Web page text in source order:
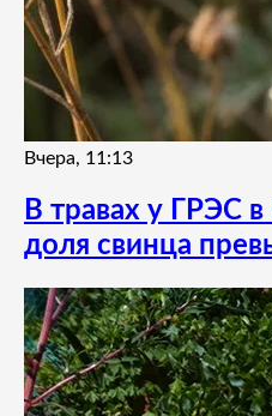
Вчера, 11:13
В травах у ГРЭС
доля свинца